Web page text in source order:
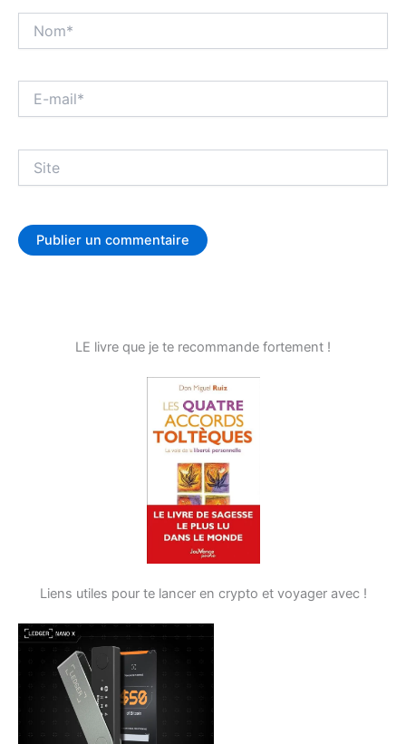
mail*
LE livre que je te recommande fortement !
Liens utiles pour te lancer en crypto et voyager avec !